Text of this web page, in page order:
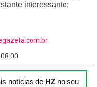
interessante;
notícias de HZ no seu